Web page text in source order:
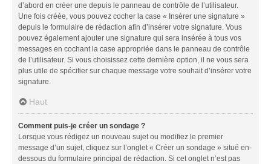
d’abord en créer une depuis le panneau de contrôle de l’utilisateur.
Une fois créée, vous pouvez cocher la case « Insérer une signature »
depuis le formulaire de rédaction afin d’insérer votre signature. Vous
pouvez également ajouter une signature qui sera insérée à tous vos
messages en cochant la case appropriée dans le panneau de contrôle
de l’utilisateur. Si vous choisissez cette dernière option, il ne vous sera
plus utile de spécifier sur chaque message votre souhait d’insérer votre
signature.
Haut
Comment puis-je créer un sondage ?
Lorsque vous rédigez un nouveau sujet ou modifiez le premier
message d’un sujet, cliquez sur l’onglet « Créer un sondage » situé en-
dessous du formulaire principal de rédaction. Si cet onglet n’est pas